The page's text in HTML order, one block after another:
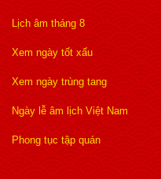
Lịch âm tháng 8
Xem ngày tốt xấu
Xem ngày trùng tang
Ngày lễ âm lịch Việt Nam
Phong tục tập quán